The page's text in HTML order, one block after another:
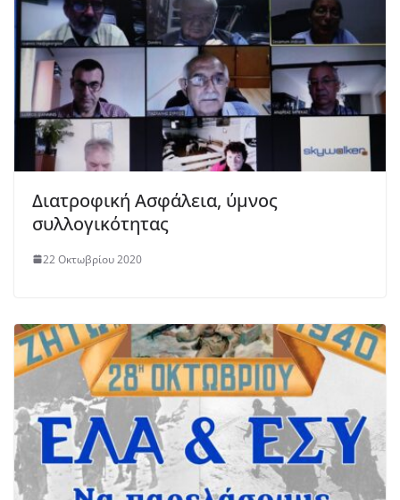
Διατροφική Ασφάλεια, ύμνος
συλλογικότητας
22 Οκτωβρίου 2020